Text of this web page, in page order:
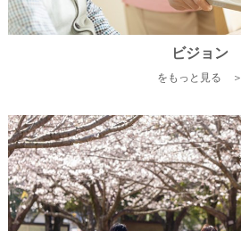
ビジョン
をもっと見る ＞